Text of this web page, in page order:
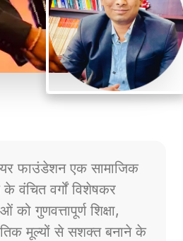
फाउंडेशन एक सामाजिक
वंचित वर्गों विशेषकर
गुणवत्तापूर्ण शिक्षा,
मूल्यों से सशक्त बनाने के